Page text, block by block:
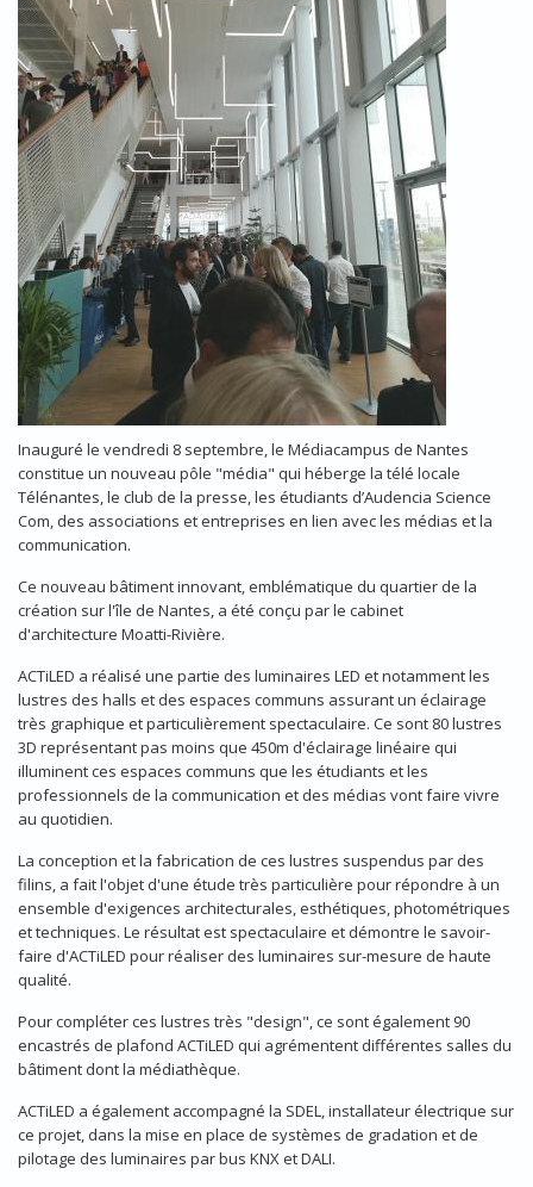
Inauguré le vendredi 8 septembre, le Médiacampus de Nantes
constitue un nouveau pôle "média" qui héberge la télé locale
Télénantes, le club de la presse, les étudiants d’Audencia Science
Com, des associations et entreprises en lien avec les médias et la
communication.
Ce nouveau bâtiment innovant, emblématique du quartier de la
création sur l'île de Nantes, a été conçu par le cabinet
d'architecture Moatti-Rivière.
ACTiLED a réalisé une partie des luminaires LED et notamment les
lustres des halls et des espaces communs assurant un éclairage
très graphique et particulièrement spectaculaire. Ce sont 80 lustres
3D représentant pas moins que 450m d'éclairage linéaire qui
illuminent ces espaces communs que les étudiants et les
professionnels de la communication et des médias vont faire vivre
au quotidien.
La conception et la fabrication de ces lustres suspendus par des
filins, a fait l'objet d'une étude très particulière pour répondre à un
ensemble d'exigences architecturales, esthétiques, photométriques
et techniques. Le résultat est spectaculaire et démontre le savoir-
faire d'ACTiLED pour réaliser des luminaires sur-mesure de haute
qualité.
Pour compléter ces lustres très "design", ce sont également 90
encastrés de plafond ACTiLED qui agrémentent différentes salles du
bâtiment dont la médiathèque.
ACTiLED a également accompagné la SDEL, installateur électrique sur
ce projet, dans la mise en place de systèmes de gradation et de
pilotage des luminaires par bus KNX et DALI.